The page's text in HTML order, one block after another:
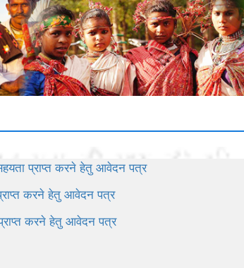
सहयता प्राप्त करने हेतु आवेदन पत्र
प्राप्त करने हेतु आवेदन पत्र
प्राप्त करने हेतु आवेदन पत्र